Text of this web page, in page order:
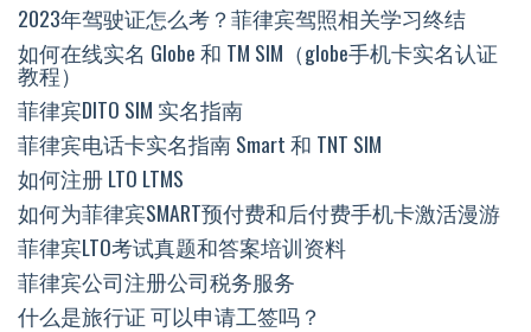
2023年驾驶证怎么考？菲律宾驾照相关学习终结
如何在线实名 Globe 和 TM SIM（globe手机卡实名认证
教程）
菲律宾DITO SIM 实名指南
菲律宾电话卡实名指南 Smart 和 TNT SIM
如何注册 LTO LTMS
如何为菲律宾SMART预付费和后付费手机卡激活漫游
菲律宾LTO考试真题和答案培训资料
菲律宾公司注册公司税务服务
什么是旅行证 可以申请工签吗？